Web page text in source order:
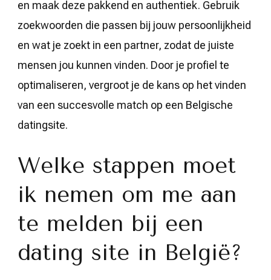
en maak deze pakkend en authentiek. Gebruik
zoekwoorden die passen bij jouw persoonlijkheid
en wat je zoekt in een partner, zodat de juiste
mensen jou kunnen vinden. Door je profiel te
optimaliseren, vergroot je de kans op het vinden
van een succesvolle match op een Belgische
datingsite.
Welke stappen moet
ik nemen om me aan
te melden bij een
dating site in België?